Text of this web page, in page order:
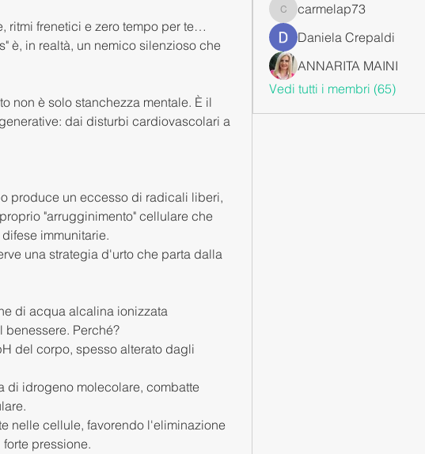
ritmi frenetici e zero tempo per te…
è, in realtà, un nemico silenzioso che
non è solo stanchezza mentale. È il
dai disturbi cardiovascolari a
produce un eccesso di radicali liberi,
"arrugginimento" cellulare che
immunitarie.
una strategia d'urto che parta dalla
di acqua alcalina ionizzata
benessere. Perché?
del corpo, spesso alterato dagli
di idrogeno molecolare, combatte
nelle cellule, favorendo l'eliminazione
pressione.
carmelap73
carmelap73
Daniela Crepaldi
ANNARITA MAINI
Vedi tutti i membri (65)